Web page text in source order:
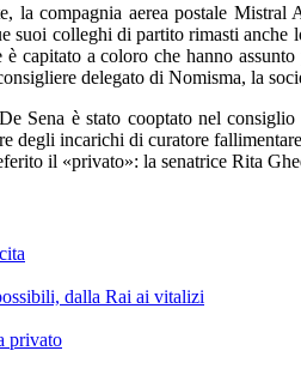
la compagnia aerea postale
suoi colleghi di partito rimasti
è capitato a coloro che hanno
delegato di Nomisma, la
Sena è stato cooptato nel
degli incarichi di curatore
il «privato»: la senatrice Rita
dalla Rai ai vitalizi
privato